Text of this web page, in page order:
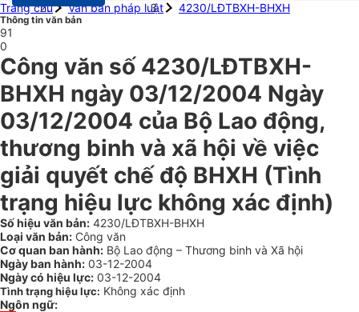
Trang chủ
Văn bản pháp luật 4230/LĐTBXH-BHXH
Thông tin văn bản
91
0
Công văn số 4230/LĐTBXH-
BHXH ngày 03/12/2004 Ngày
03/12/2004 của Bộ Lao động,
thương binh và xã hội về việc
giải quyết chế độ BHXH (Tình
trạng hiệu lực không xác định)
Số hiệu văn bản: 4230/LĐTBXH-BHXH
Loại văn bản: Công văn
Cơ quan ban hành: Bộ Lao động – Thương binh và Xã hội
Ngày ban hành: 03-12-2004
Ngày có hiệu lực: 03-12-2004
Tình trạng hiệu lực: Không xác định
Ngôn ngữ: